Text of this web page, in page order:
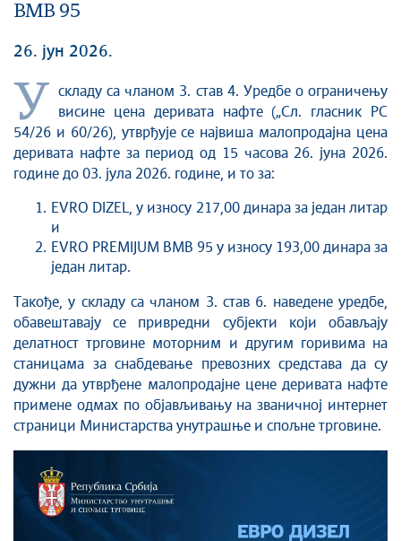
BMB 95
26. јун 2026.
У
складу са чланом 3. став 4. Уредбе о ограничењу
висине цена деривата нафте („Сл. гласник РС
54/26 и 60/26), утврђује се највиша малопродајна цена
деривата нафте за период од 15 часова 26. јуна 2026.
године до 03. јула 2026. године, и то за:
EVRO DIZEL, у износу 217,00 динара за један литар
и
EVRO PREMIJUM BMB 95 у износу 193,00 динара за
један литар.
Такође, у складу са чланом 3. став 6. наведене уредбе,
обавештавају се привредни субјекти који обављају
делатност трговине моторним и другим горивима на
станицама за снабдевање превозних средстава да су
дужни да утврђене малопродајне цене деривата нафте
примене одмах по објављивању на званичној интернет
страници Министарства унутрашње и спољне трговине.